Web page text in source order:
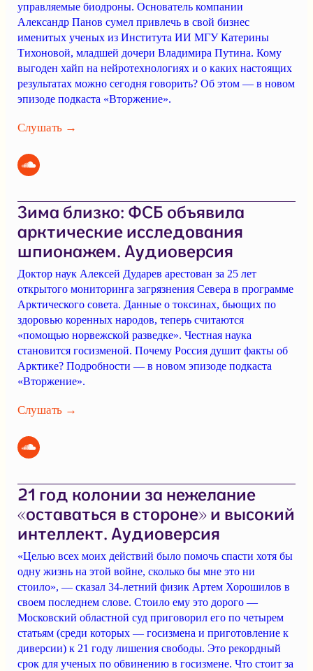
управляемые биодроны. Основатель компании
Александр Панов сумел привлечь в свой бизнес
именитых ученых из Института ИИ МГУ Катерины
Тихоновой, младшей дочери Владимира Путина. Кому
выгоден хайп на нейротехнологиях и о каких настоящих
результатах можно сегодня говорить? Об этом — в новом
эпизоде подкаста «Вторжение».
Слушать →
Зима близко: ФСБ объявила
арктические исследования
шпионажем. Аудиоверсия
Доктор наук Алексей Дударев арестован за 25 лет
открытого мониторинга загрязнения Севера в программе
Арктического совета. Данные о токсинах, бьющих по
здоровью коренных народов, теперь считаются
«помощью норвежской разведке». Честная наука
становится госизменой. Почему Россия душит факты об
Арктике? Подробности — в новом эпизоде подкаста
«Вторжение».
Слушать →
21 год колонии за нежелание
«оставаться в стороне» и высокий
интеллект. Аудиоверсия
«Целью всех моих действий было помочь спасти хотя бы
одну жизнь на этой войне, сколько бы мне это ни
стоило», — сказал 34-летний физик Артем Хорошилов в
своем последнем слове. Стоило ему это дорого —
Московский областной суд приговорил его по четырем
статьям (среди которых — госизмена и приготовление к
диверсии) к 21 году лишения свободы. Это рекордный
срок для ученых по обвинению в госизмене. Что стоит за